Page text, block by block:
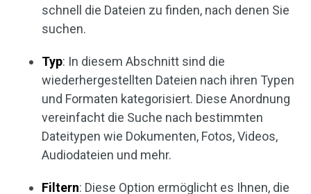
schnell die Dateien zu finden, nach denen Sie
suchen.
Typ: In diesem Abschnitt sind die
wiederhergestellten Dateien nach ihren Typen
und Formaten kategorisiert. Diese Anordnung
vereinfacht die Suche nach bestimmten
Dateitypen wie Dokumenten, Fotos, Videos,
Audiodateien und mehr.
Filtern: Diese Option ermöglicht es Ihnen, die